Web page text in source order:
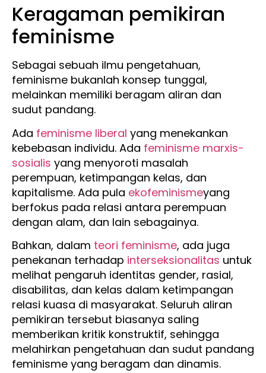
Keragaman pemikiran
feminisme
Sebagai sebuah ilmu pengetahuan,
feminisme bukanlah konsep tunggal,
melainkan memiliki beragam aliran dan
sudut pandang.
Ada feminisme liberal yang menekankan
kebebasan individu. Ada feminisme marxis-
sosialis yang menyoroti masalah
perempuan, ketimpangan kelas, dan
kapitalisme. Ada pula ekofeminismeyang
berfokus pada relasi antara perempuan
dengan alam, dan lain sebagainya.
Bahkan, dalam teori feminisme, ada juga
penekanan terhadap interseksionalitas untuk
melihat pengaruh identitas gender, rasial,
disabilitas, dan kelas dalam ketimpangan
relasi kuasa di masyarakat. Seluruh aliran
pemikiran tersebut biasanya saling
memberikan kritik konstruktif, sehingga
melahirkan pengetahuan dan sudut pandang
feminisme yang beragam dan dinamis.